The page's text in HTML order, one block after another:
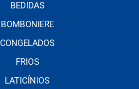
BEDIDAS
BOMBONIERE
CONGELADOS
FRIOS
LATICÍNIOS